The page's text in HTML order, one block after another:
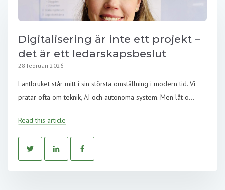
Digitalisering är inte ett projekt –
det är ett ledarskapsbeslut
28 februari 2026
Lantbruket står mitt i sin största omställning i modern tid. Vi
pratar ofta om teknik, AI och autonoma system. Men låt o...
Read this article